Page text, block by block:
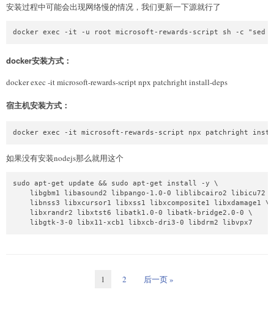
安装过程中可能会出现网络慢的情况，我们更新一下源就行了
docker exec -it -u root microsoft-rewards-script sh -c "sed
docker安装方式：
docker exec -it microsoft-rewards-script npx patchright install-deps
宿主机安装方式：
docker exec -it microsoft-rewards-script npx patchright
如果没有安装nodejs那么就用这个
sudo apt-get update && sudo apt-get install -y \
    libgbm1 libasound2 libpango-1.0-0 liblibcairo2 libicu72 \
    libnss3 libxcursor1 libxss1 libxcomposite1 libxdamage1 \
    libxrandr2 libxtst6 libatk1.0-0 libatk-bridge2.0-0 \
    libgtk-3-0 libx11-xcb1 libxcb-dri3-0 libdrm2 libvpx7
1 2 后一页 »